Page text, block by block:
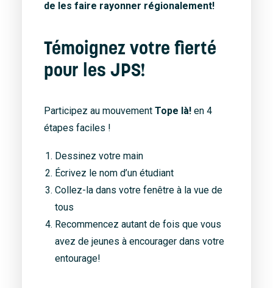
de les faire rayonner régionalement!
Témoignez votre fierté
pour les JPS!
Participez au mouvement Tope là! en 4
étapes faciles !
Dessinez votre main
Écrivez le nom d’un étudiant
Collez-la dans votre fenêtre à la vue de
tous
Recommencez autant de fois que vous
avez de jeunes à encourager dans votre
entourage!